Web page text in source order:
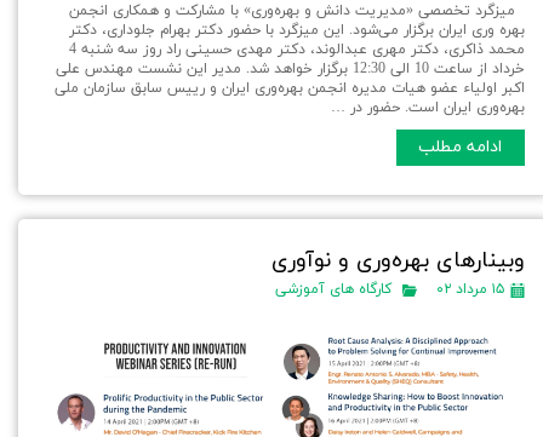
میزگرد تخصصی «مدیریت دانش و بهره‌وری» با مشارکت و همکاری انجمن
بهره وری ایران برگزار می‌شود. این میزگرد با حضور دکتر بهرام جلوداری، دکتر
محمد ذاکری، دکتر مهری عبدالوند، دکتر مهدی حسینی راد روز سه شنبه 4
خرداد از ساعت 10 الی 12:30 برگزار خواهد شد. مدیر این نشست مهندس علی
اکبر اولیاء عضو هیات مدیره انجمن بهره‌وری ایران و رییس سابق سازمان ملی
بهره‌وری ایران است. حضور در …
ادامه مطلب
وبينارهای بهره‌وری و نوآوری
۱۵ مرداد ۰۲ کارگاه های آموزشی